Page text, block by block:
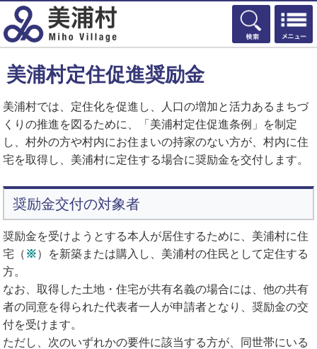
検索
美浦村定住促進奨励金
美浦村では、定住化を促進し、人口の増加と活力あるまちづ
くりの推進を図るために、「美浦村定住促進条例」を制定
し、村外の方や村内にお住まいの持家のない方が、村内に住
宅を取得し、美浦村に定住する場合に奨励金を交付します。
奨励金交付の対象者
奨励金を受けようとする本人が居住するために、美浦村に住
宅（ ※）を新築または購入し、美浦村の住民として定住する
方。
なお、取得した土地・住宅が共有名義の場合には、他の共有
者の同意を得られた代表者一人が申請者となり、奨励金の交
付を受けます。
ただし、次のいずれかの要件に該当する方が、同世帯にいる